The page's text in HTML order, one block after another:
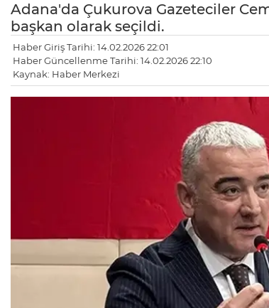
Adana'da Çukurova Gazeteciler
başkan olarak seçildi.
Haber Giriş Tarihi: 14.02.2026 22:01
Haber Güncellenme Tarihi: 14.02.2026 22:10
Kaynak: Haber Merkezi